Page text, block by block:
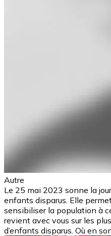
Autre
Le 25 mai 2023 sonne la
enfants disparus. Elle
sensibiliser la population à
revient avec vous sur les
d’enfants disparus. Où en